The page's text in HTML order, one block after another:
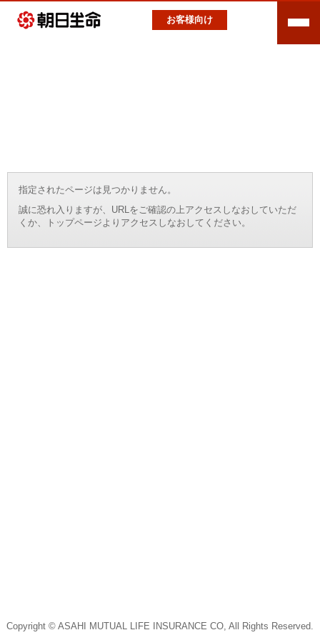
お客様向け
指定されたページは見つかりません。
誠に恐れ入りますが、URLをご確認の上アクセスしなおしていただ
くか、トップページよりアクセスしなおしてください。
Copyright © ASAHI MUTUAL LIFE INSURANCE CO, All Rights Reserved.